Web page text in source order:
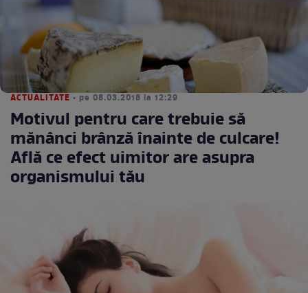
ACTUALITATE • pe 08.03.2018 la 12:29
Motivul pentru care trebuie să
mănânci brânză înainte de culcare!
Află ce efect uimitor are asupra
organismului tău